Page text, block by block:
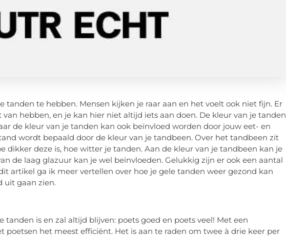
tanden te hebben. Mensen kijken je raar aan en het voelt ook niet fijn. Er
hebben, en je kan hier niet altijd iets aan doen. De kleur van je tanden
de kleur van je tanden kan ook beïnvloed worden door jouw eet- en
wordt bepaald door de kleur van je tandbeen. Over het tandbeen zit
dikker deze is, hoe witter je tanden. Aan de kleur van je tandbeen kan je
de laag glazuur kan je wel beïnvloeden. Gelukkig zijn er ook een aantal
artikel ga ik meer vertellen over hoe je gele tanden weer gezond kan
uit gaan zien.
is en zal altijd blijven: poets goed en poets veel! Met een
poetsen het meest efficiënt. Het is aan te raden om twee à drie keer per